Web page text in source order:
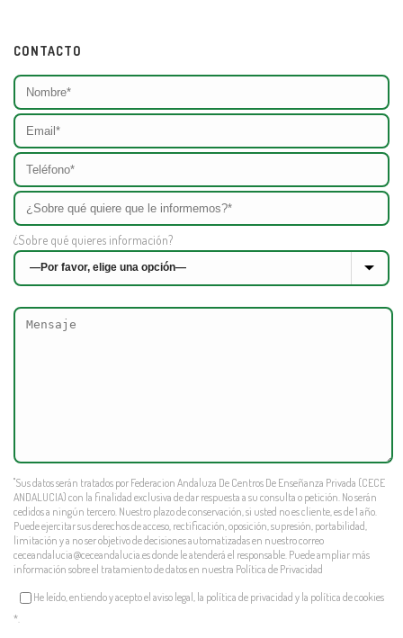
CONTACTO
¿Sobre qué quieres información?
"Sus datos serán tratados por Federacion Andaluza De Centros De Enseñanza Privada (CECE
ANDALUCIA) con la finalidad exclusiva de dar respuesta a su consulta o petición. No serán
cedidos a ningún tercero. Nuestro plazo de conservación, si usted no es cliente, es de 1 año.
Puede ejercitar sus derechos de acceso, rectificación, oposición, supresión, portabilidad,
limitación y a no ser objetivo de decisiones automatizadas en nuestro correo
ceceandalucia@ceceandalucia.esdonde le atenderá el responsable. Puede ampliar más
información sobre el tratamiento de datos en nuestra Política de Privacidad
He leído, entiendo y acepto el aviso legal, la política de privacidad y la política de cookies
*.